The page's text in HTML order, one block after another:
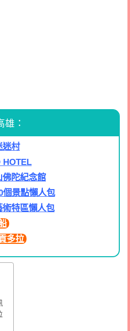
：
迷村
HOTEL
佛陀紀念館
個景點懶人包
術特區懶人包
多拉